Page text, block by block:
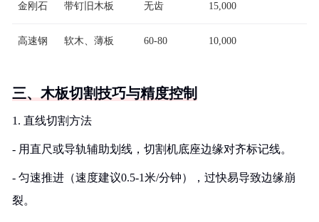
金刚石 带钉旧木板 无齿 15,000
高速钢 软木、薄板 60-80 10,000
三、木板切割技巧与精度控制
1. 直线切割方法
- 用直尺或导轨辅助划线，切割机底座边缘对齐标记线。
- 匀速推进（速度建议0.5-1米/分钟），过快易导致边缘崩
裂。